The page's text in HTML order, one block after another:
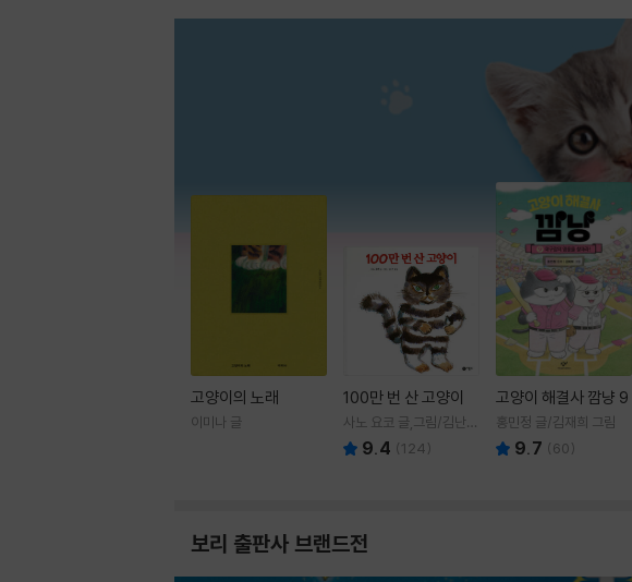
고양이의 노래
이미나 글
100만 번 산 고양이
사노 요코 글,그림/김난주
역 9.4 (124)
고양이 해결사 깜냥 9
홍민정 글/김재희 그림
9.7 (60)
보리 출판사 브랜드전